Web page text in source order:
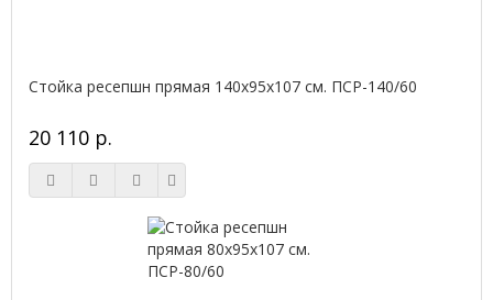
Стойка ресепшн прямая 140х95х107 см. ПСР-140/60
20 110 р.